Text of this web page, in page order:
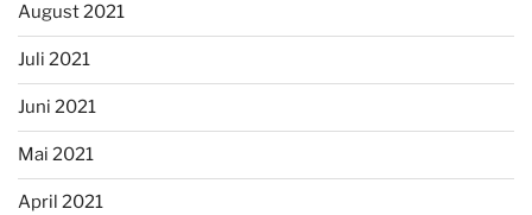
August 2021
Juli 2021
Juni 2021
Mai 2021
April 2021